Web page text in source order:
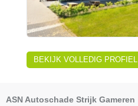
BEKIJK VOLLEDIG PROFIEL
ASN Autoschade Strijk Gameren